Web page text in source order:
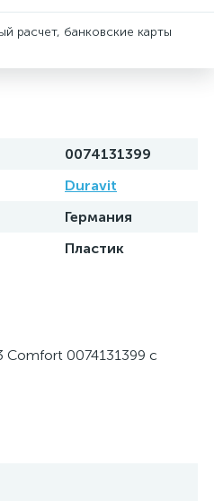
расчет, банковские карты
0074131399
Duravit
Германия
Пластик
Comfort 0074131399 с